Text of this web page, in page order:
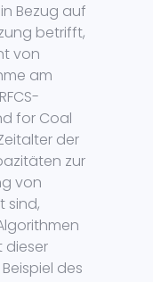
Bezug auf
betrifft,
von
am
for Coal
der
zur
von
sind,
dieser
des